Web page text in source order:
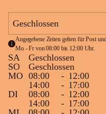
Geschlossen
Angegebene Zeiten gelten für Post
Mo - Fr von 08:00 bis 12:00 Uhr.
SA
Geschlossen
SO
Geschlossen
MO 08:00 - 12:00
14:00
- 17:00
DI
08:00 - 12:00
14:00
- 17:00